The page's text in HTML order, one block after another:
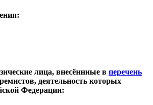
лица, внесённные в перечень
деятельность которых
Федерации: